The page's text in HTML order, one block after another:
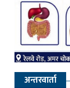
अन्तरवार्ता